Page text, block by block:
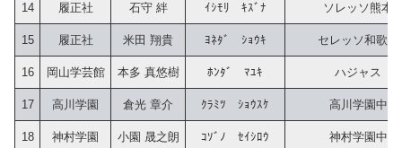
14 履正社 石守 絆 ｲｼﾓﾘ　ｷｽﾞﾅ ソレッソ熊本
15 履正社 米田 翔貴 ﾖﾈﾀﾞ　ｼｮｳｷ セレッソ和歌山
16 岡山学芸館 本多 真悠樹 ﾎﾝﾀﾞ　ﾏﾕｷ ハジャス
17 高川学園 倉光 章介 ｸﾗﾐﾂ　ｼｮｳｽｹ 高川学園中
18 神村学園 小園 晟之朗 ｺｿﾞﾉ　ｾｲｼﾛｳ 神村学園中